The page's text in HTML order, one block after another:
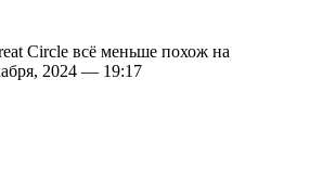
Circle всё меньше похож на
2024 — 19:17